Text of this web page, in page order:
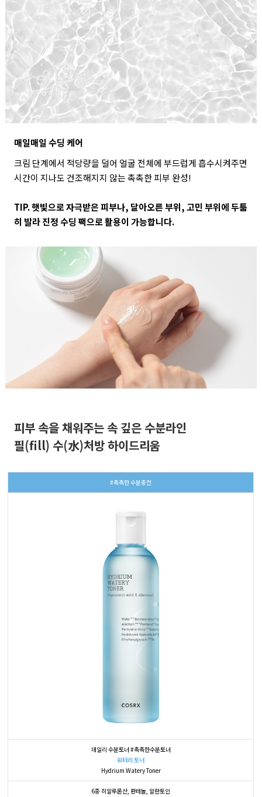
매일매일 수딩 케어
크림 단계에서 적당량을 덜어 얼굴 전체에 부드럽게 흡수시켜주면
시간이 지나도 건조해지지 않는 촉촉한 피부 완성!
TIP. 햇빛으로 자극받은 피부나, 달아오른 부위, 고민 부위에 두툼
히 발라 진정 수딩 팩으로 활용이 가능합니다.
피부 속을 채워주는 속 깊은 수분라인
필(fill) 수(水)처방 하이드리움
#촉촉한 수분충전
데일리 수분토너 #촉촉한수분토너
워터리 토너
Hydrium Watery Toner
6중 히알루론산, 판테놀, 알란토인